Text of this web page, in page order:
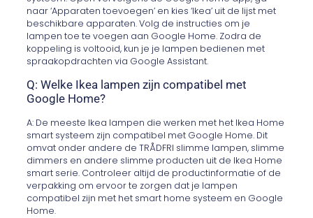
naar ‘Apparaten toevoegen’ en kies ‘Ikea’ uit de lijst met
beschikbare apparaten. Volg de instructies om je
lampen toe te voegen aan Google Home. Zodra de
koppeling is voltooid, kun je je lampen bedienen met
spraakopdrachten via Google Assistant.
Q: Welke Ikea lampen zijn compatibel met
Google Home?
A: De meeste Ikea lampen die werken met het Ikea Home
smart systeem zijn compatibel met Google Home. Dit
omvat onder andere de TRÅDFRI slimme lampen, slimme
dimmers en andere slimme producten uit de Ikea Home
smart serie. Controleer altijd de productinformatie of de
verpakking om ervoor te zorgen dat je lampen
compatibel zijn met het smart home systeem en Google
Home.